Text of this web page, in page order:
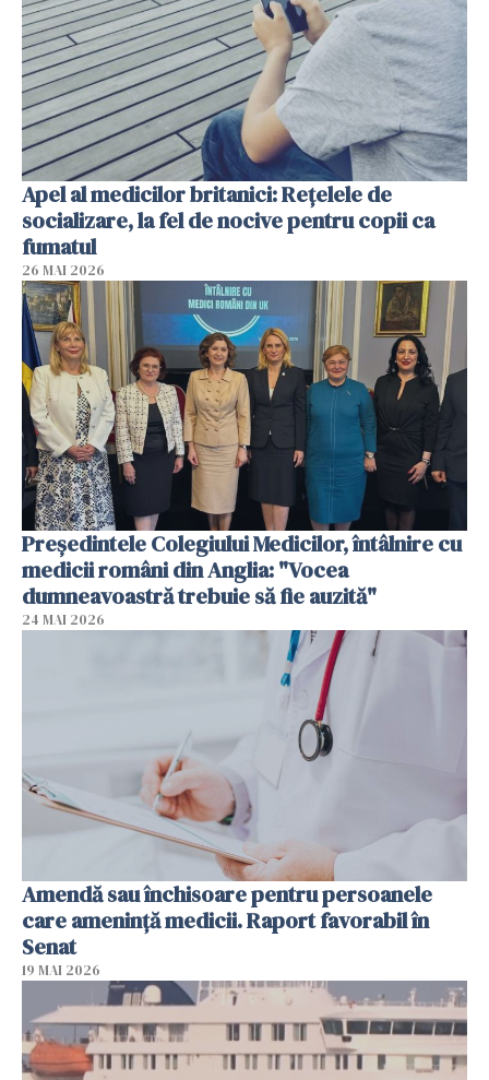
Apel al medicilor britanici: Reţelele de
socializare, la fel de nocive pentru copii ca
fumatul
26 MAI 2026
Președintele Colegiului Medicilor, întâlnire cu
medicii români din Anglia: "Vocea
dumneavoastră trebuie să fie auzită"
24 MAI 2026
Amendă sau închisoare pentru persoanele
care ameninţă medicii. Raport favorabil în
Senat
19 MAI 2026